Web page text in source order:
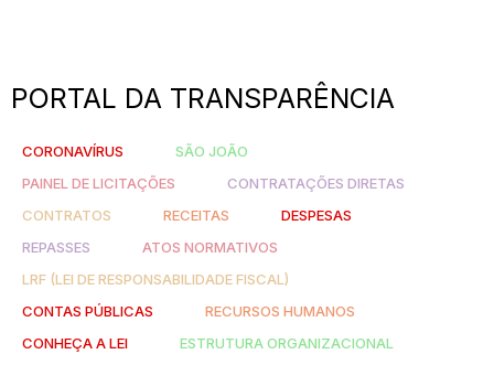
PORTAL DA TRANSPARÊNCIA
CORONAVÍRUS
SÃO JOÃO
PAINEL DE LICITAÇÕES
CONTRATAÇÕES DIRETAS
CONTRATOS
RECEITAS
DESPESAS
REPASSES
ATOS NORMATIVOS
LRF (LEI DE RESPONSABILIDADE FISCAL)
CONTAS PÚBLICAS
RECURSOS HUMANOS
CONHEÇA A LEI
ESTRUTURA ORGANIZACIONAL